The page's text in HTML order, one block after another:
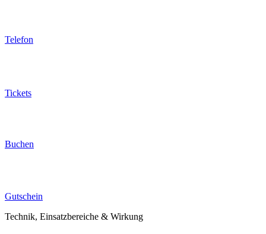
Telefon
Tickets
Buchen
Gutschein
Technik, Einsatzbereiche & Wirkung